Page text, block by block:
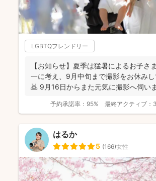
LGBTQフレンドリー
【お知らせ】夏季は猛暑によるお子さ
一に考え、9月中旬まで撮影をお休み
🙇 9月16日からまた元気に撮影へ伺い
予約承諾率： 95% 最終アクティブ：
はるか
5 (166)女性